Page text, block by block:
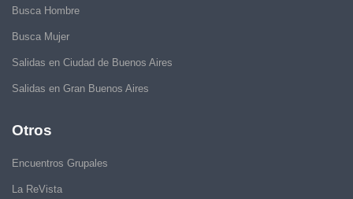
Busca Hombre
Busca Mujer
Salidas en Ciudad de Buenos Aires
Salidas en Gran Buenos Aires
Otros
Encuentros Grupales
La ReVista